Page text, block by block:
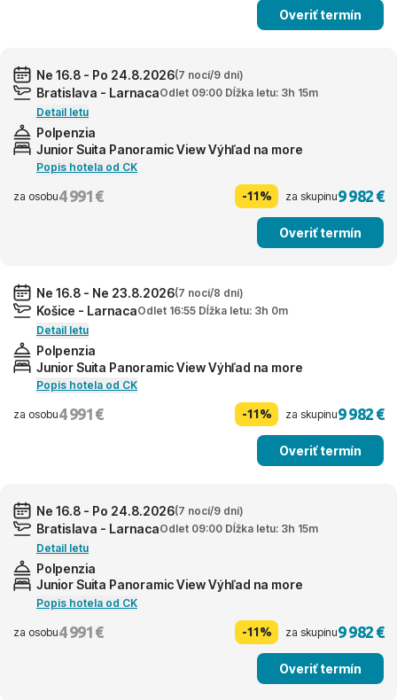
Overiť termín
Ne 16.8 - Po 24.8.2026(7 nocí/9 dní)
Bratislava - LarnacaOdlet 09:00 Dĺžka letu: 3h 15m
Detail letu
Polpenzia
Junior Suita Panoramic View Výhľad na more
Popis hotela od CK
za osobu4 991 € -11% za skupinu9 982 €
Overiť termín
Ne 16.8 - Ne 23.8.2026(7 nocí/8 dní)
Košice - LarnacaOdlet 16:55 Dĺžka letu: 3h 0m
Detail letu
Polpenzia
Junior Suita Panoramic View Výhľad na more
Popis hotela od CK
za osobu4 991 € -11% za skupinu9 982 €
Overiť termín
Ne 16.8 - Po 24.8.2026(7 nocí/9 dní)
Bratislava - LarnacaOdlet 09:00 Dĺžka letu: 3h 15m
Detail letu
Polpenzia
Junior Suita Panoramic View Výhľad na more
Popis hotela od CK
za osobu4 991 € -11% za skupinu9 982 €
Overiť termín